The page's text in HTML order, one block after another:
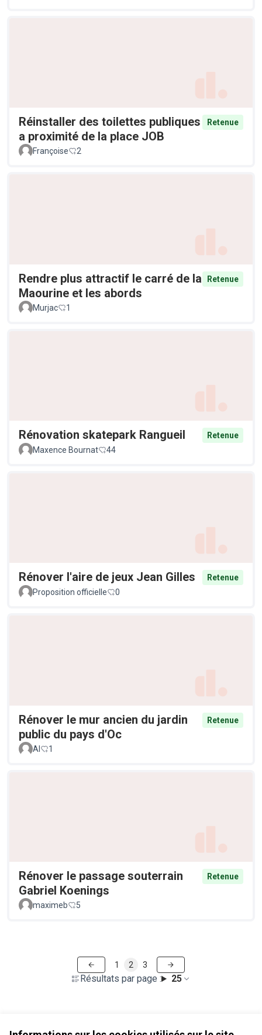
Réinstaller des toilettes publiques
a proximité de la place JOB
Retenue
Françoise 2
Rendre plus attractif le carré de la
Maourine et les abords
Retenue
Murjac 1
Rénovation skatepark Rangueil
Retenue
Maxence Bournat
44
Rénover l'aire de jeux Jean Gilles
Retenue
Proposition officielle
0
Rénover le mur ancien du jardin
public du pays d'Oc
Retenue
Al 1
Rénover le passage souterrain
Gabriel Koenings
Retenue
maximeb 5
Résultats par page : 25
1 2 3